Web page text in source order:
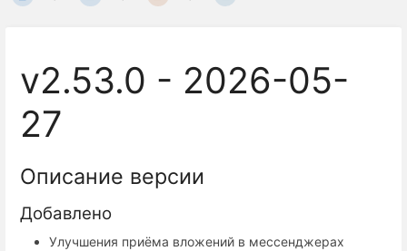
v2.53.0 - 2026-05-
27
Описание версии
Добавлено
Улучшения приёма вложений в мессенджерах